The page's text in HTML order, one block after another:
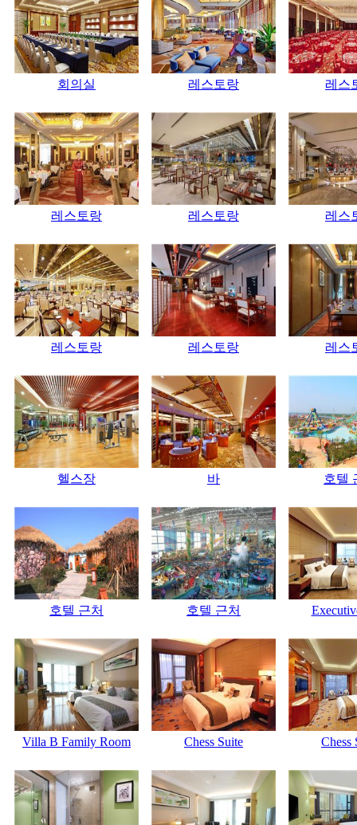
회의실 레스토랑 레스
레스토랑 레스토랑 레스
레스토랑 레스토랑 레스
헬스장 바 호텔
호텔 근처 호텔 근처
Villa B Family Room Chess Suite Chess